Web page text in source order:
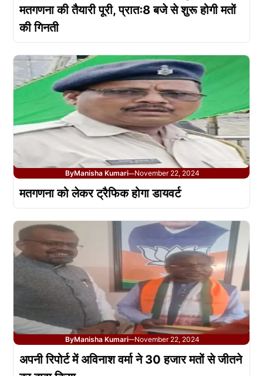
मतगणना की तैयारी पूरी, प्रातः8 बजे से शुरू होगी मतों
की गिनती
ByManisha Kumari—November 22, 2024
मतगणना को लेकर ट्रैफिक होगा डायवर्ट
ByManisha Kumari—November 22, 2024
अपनी रिपोर्ट में अविनाश वर्मा ने 30 हजार मतों से जीतने